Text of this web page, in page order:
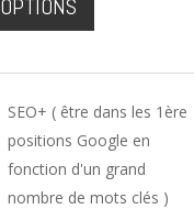
OPTIONS
SEO+ ( être dans les 1ère
positions Google en
fonction d'un grand
nombre de mots clés )